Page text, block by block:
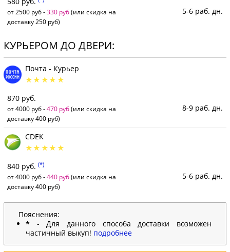
от 2500 руб -330 руб(или скидка на
доставку 250 руб)
5-6 раб. дн.
КУРЬЕРОМ ДО ДВЕРИ:
Почта - Курьер
870 руб.
от 4000 руб -470 руб(или скидка на
доставку 400 руб)
8-9 раб. дн.
CDEK
840 руб. (*)
от 4000 руб -440 руб(или скидка на
доставку 400 руб)
5-6 раб. дн.
Пояснения:
* - Для данного способа доставки возможен
частичный выкуп! подробнее